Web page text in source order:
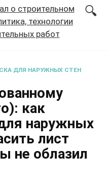
ДЛЯ НАРУЖНЫХ СТЕН
как
наружных
лист
не облазил